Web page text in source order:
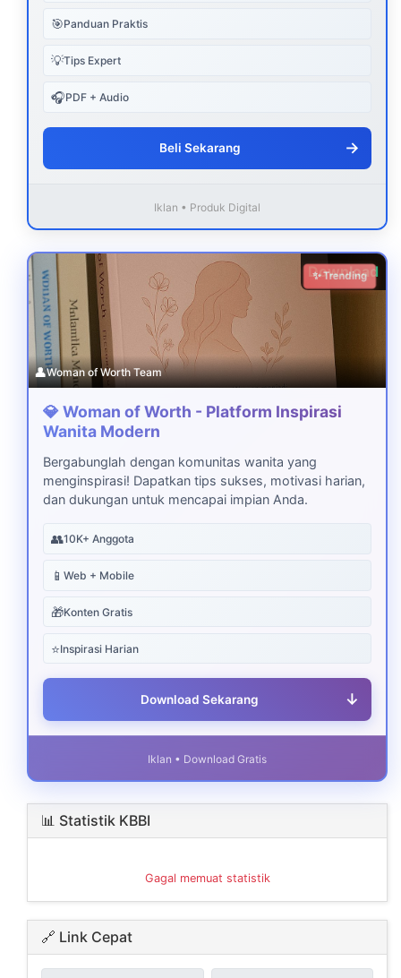
🎯Panduan Praktis
💡Tips Expert
🎧PDF + Audio
Beli Sekarang →
Iklan • Produk Digital
Download
✨ Trending
👤Woman of Worth Team
💎 Woman of Worth - Platform Inspirasi
Wanita Modern
Bergabunglah dengan komunitas wanita yang
menginspirasi! Dapatkan tips sukses, motivasi harian,
dan dukungan untuk mencapai impian Anda.
👥10K+ Anggota
📱 Web + Mobile
🎁Konten Gratis
⭐Inspirasi Harian
Download Sekarang ↓
Iklan • Download Gratis
📊 Statistik KBBI
Gagal memuat statistik
🔗 Link Cepat